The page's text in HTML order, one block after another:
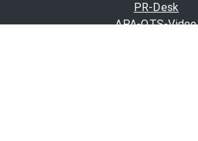
PR-Desk
APA-OTS-Video